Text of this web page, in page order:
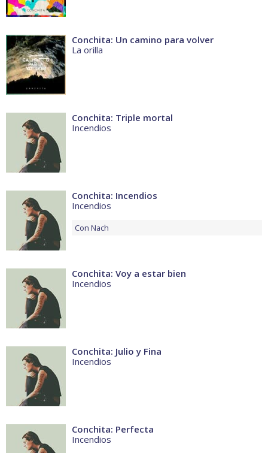
Conchita: Un camino para volver
La orilla
Conchita: Triple mortal
Incendios
Conchita: Incendios
Incendios
Con Nach
Conchita: Voy a estar bien
Incendios
Conchita: Julio y Fina
Incendios
Conchita: Perfecta
Incendios